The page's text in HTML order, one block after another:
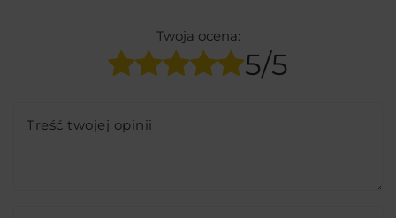
Twoja ocena:
5/5
Treść twojej opinii